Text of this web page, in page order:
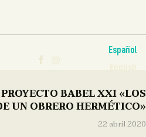
Español
BABEL XXI «LOS
UN OBRERO HERMÉTICO»
22 abril 2020